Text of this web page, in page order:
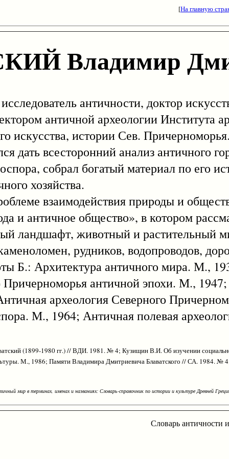
[На главную
Владимир
античности, доктор
античной археологии
искусства, истории Сев.
дать всесторонний анализ античного
собрал богатый материал по его
хозяйства.
взаимодействия природы и
и античное общество», в котором
ландшафт, животный и растительный
рудников, водопроводов,
Архитектура античного мира. М.,
Причерноморья античной эпохи. М.,
археология Северного
М., 1964; Античная полевая
(1899-1980 гг.) // ВДИ. 1981. № 4; Кузищин В.И. Об изучении
М., 1986; Памяти Владимира Дмитриевича Блаватского // СА. 1984. №
мир в терминах, именах и названиях: Словарь-справочник по истории и культуре Древней
Словарь античности